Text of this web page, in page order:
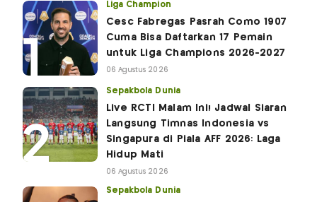
Liga Champion
Cesc Fabregas Pasrah Como 1907
Cuma Bisa Daftarkan 17 Pemain
untuk Liga Champions 2026-2027
06 Agustus 2026
Sepakbola Dunia
Live RCTI Malam Ini! Jadwal Siaran
Langsung Timnas Indonesia vs
Singapura di Piala AFF 2026: Laga
Hidup Mati
06 Agustus 2026
Sepakbola Dunia